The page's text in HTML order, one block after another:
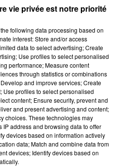
Lieb s’essaye à la vie de chatelain
nouveau clip
sort enfin le remix de « Love
» avec Kylie Minogue
vie privée est notre priorité
following data processing based on
interest: Store and/or access
data to select advertising; Create
Use profiles to select personalised
performance; Measure content
through statistics or combinations
and improve services; Create
Use profiles to select personalised
content; Ensure security, prevent and
and present advertising and content;
choices. These technologies may
address and browsing data to offer
devices based on information actively
data; Match and combine data from
devices; Identify devices based on